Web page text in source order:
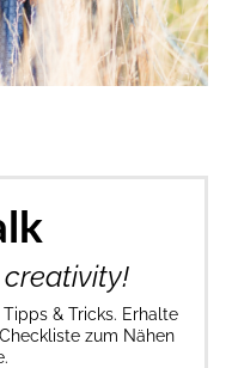
& Tricks. Erhalte
zum Nähen